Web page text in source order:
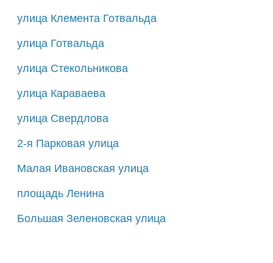
улица Клемента Готвальда
улица Готвальда
улица Стекольникова
улица Караваева
улица Свердлова
2-я Парковая улица
Малая Ивановская улица
площадь Ленина
Большая Зеленовская улица